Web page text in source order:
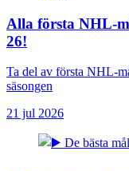
Alla första NHL-
26!
Ta del av första NHL-
säsongen
21 jul 2026